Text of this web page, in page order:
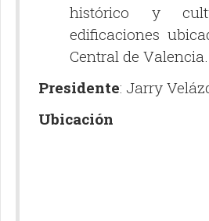
histórico y
edificaciones
Central de Valencia.
Presidente: Jarry
Ubicación